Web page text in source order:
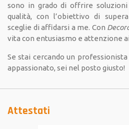
sono in grado di offrire
qualità, con l’obiettivo di
sceglie di affidarsi a me. Con
vita con entusiasmo e attenzione
Se stai cercando un
appassionato, sei nel posto giusto!
Attestati